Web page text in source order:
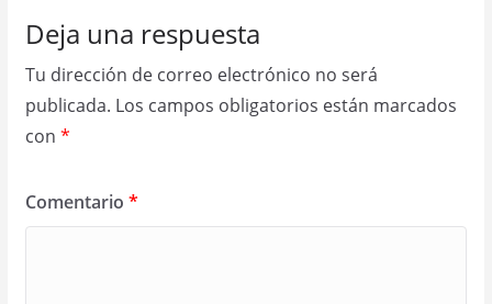
Deja una respuesta
Tu dirección de correo electrónico no será
publicada. Los campos obligatorios están marcados
con *
Comentario *